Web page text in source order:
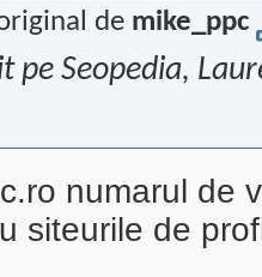
de mike_ppc
pe Seopedia,
numarul de
siteurile de